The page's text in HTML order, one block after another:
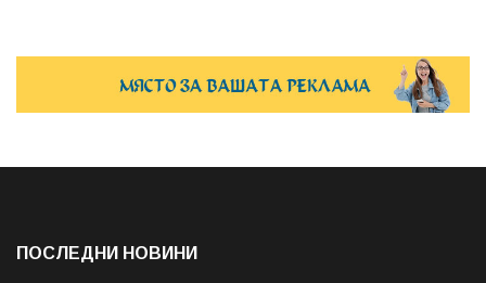
ПОСЛЕДНИ НОВИНИ